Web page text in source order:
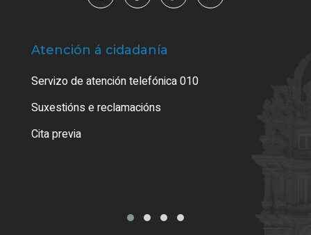
Atención á cidadanía
Servizo de atención telefónica 010
Suxestións e reclamacións
Cita previa